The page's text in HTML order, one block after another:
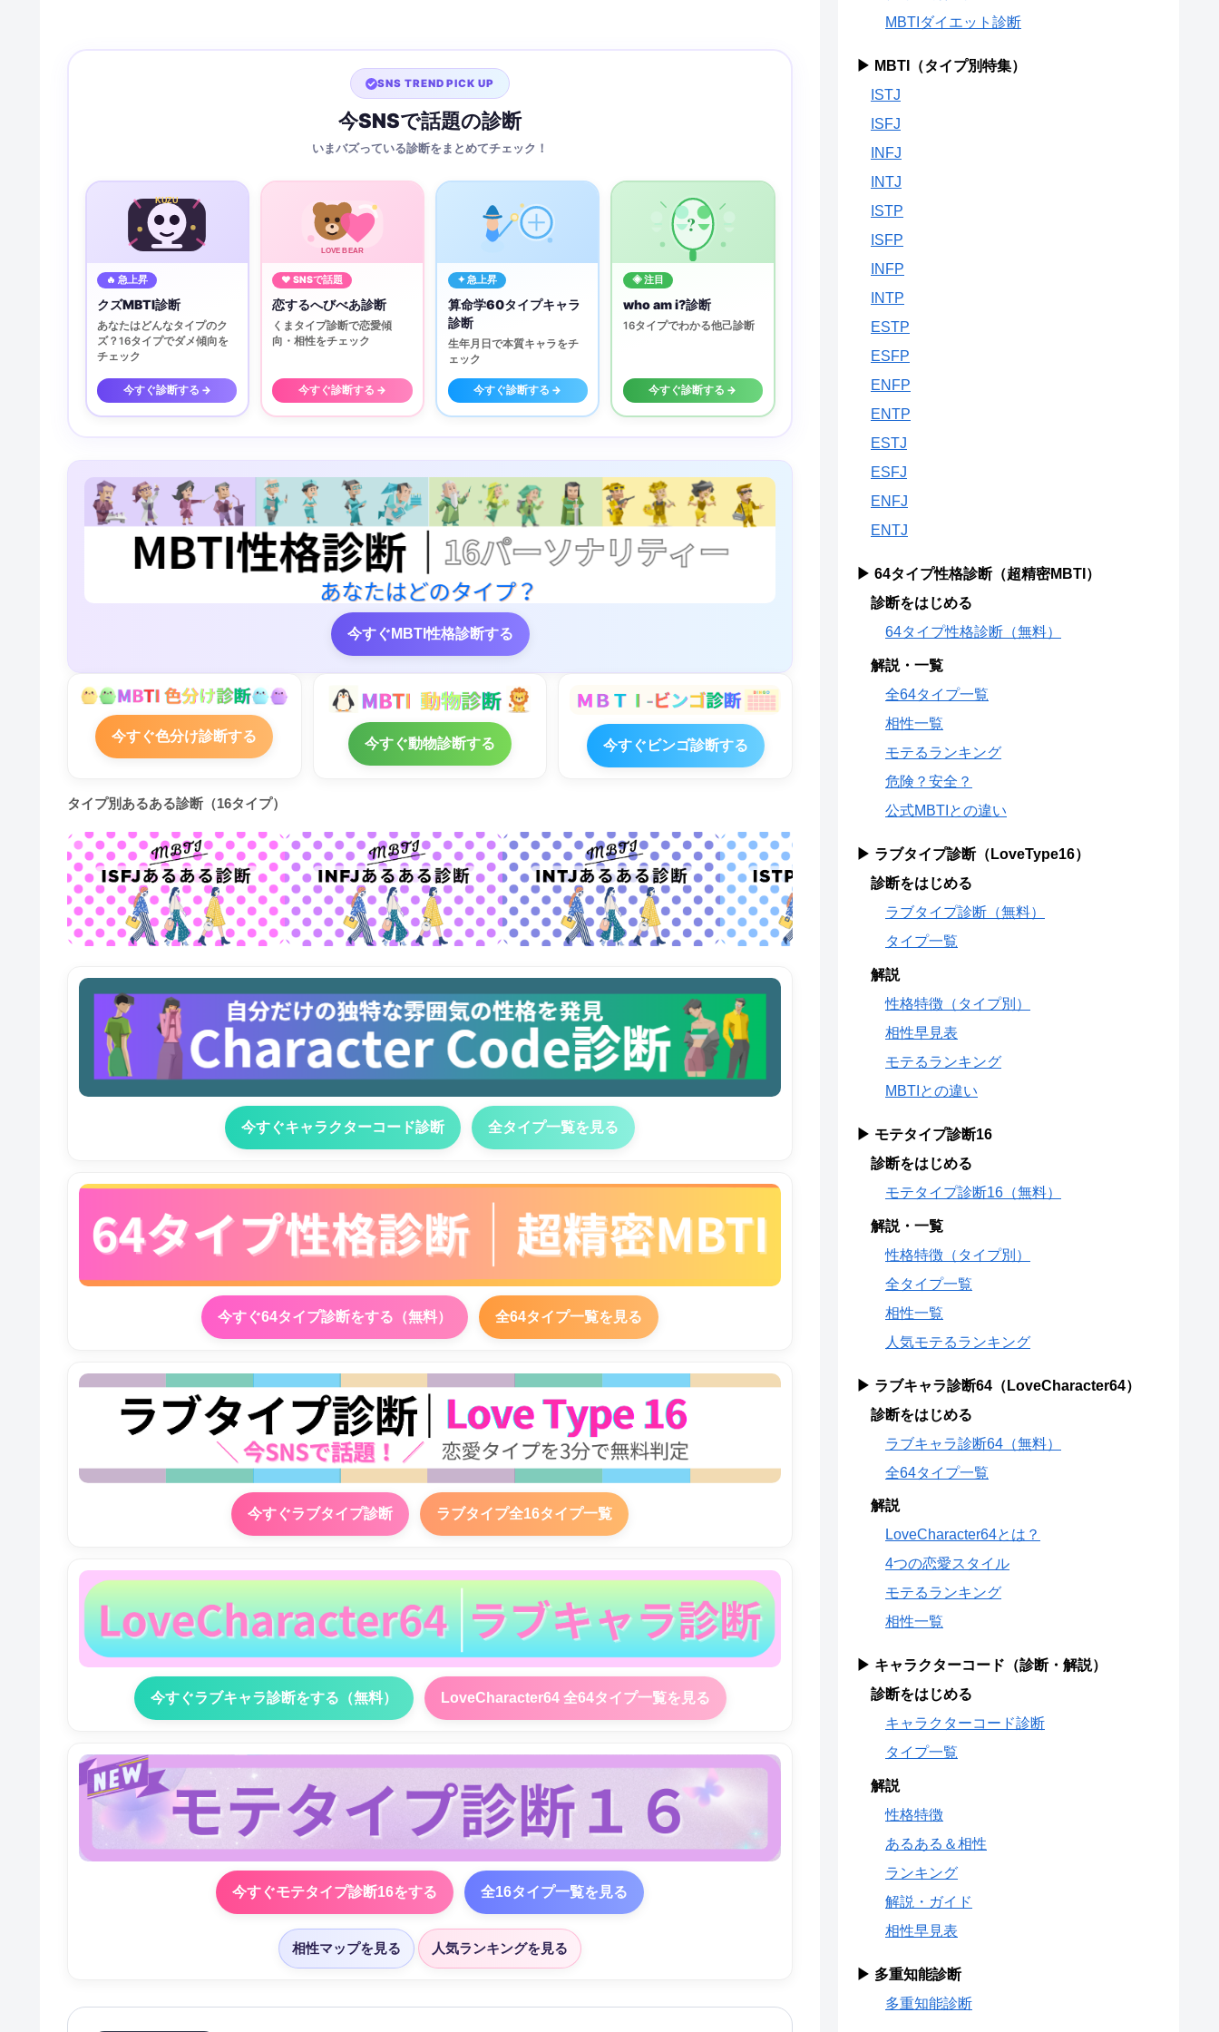
SNS TREND PICK UP
今SNSで話題の診断
いまバズっている診断をまとめてチェック！
KUZU
🔥 急上昇
クズMBTI診断
あなたはどんなタイプのク
ズ？16タイプでダメ傾向を
チェック
今すぐ診断する →
LOVE BEAR
♥ SNSで話題
恋するへびべあ診断
くまタイプ診断で恋愛傾
向・相性をチェック
今すぐ診断する →
✦ 急上昇
算命学60タイプキャラ
診断
生年月日で本質キャラをチ
ェック
今すぐ診断する →
?
◈ 注目
who am i?診断
16タイプでわかる他己診断
今すぐ診断する →
今すぐMBTI性格診断する
今すぐ色分け診断する 今すぐ動物診断する 今すぐビンゴ診断する
タイプ別あるある診断（16タイプ）
今すぐキャラクターコード診断 全タイプ一覧を見る
今すぐ64タイプ診断をする（無料） 全64タイプ一覧を見る
今すぐラブタイプ診断 ラブタイプ全16タイプ一覧
今すぐラブキャラ診断をする（無料） LoveCharacter64 全64タイプ一覧を見る
今すぐモテタイプ診断16をする 全16タイプ一覧を見る
相性マップを見る 人気ランキングを見る
MBTIダイエット診断
▶ MBTI（タイプ別特集）
ISTJ
ISFJ
INFJ
INTJ
ISTP
ISFP
INFP
INTP
ESTP
ESFP
ENFP
ENTP
ESTJ
ESFJ
ENFJ
ENTJ
▶ 64タイプ性格診断（超精密MBTI）
診断をはじめる
64タイプ性格診断（無料）
解説・一覧
全64タイプ一覧
相性一覧
モテるランキング
危険？安全？
公式MBTIとの違い
▶ ラブタイプ診断（LoveType16）
診断をはじめる
ラブタイプ診断（無料）
タイプ一覧
解説
性格特徴（タイプ別）
相性早見表
モテるランキング
MBTIとの違い
▶ モテタイプ診断16
診断をはじめる
モテタイプ診断16（無料）
解説・一覧
性格特徴（タイプ別）
全タイプ一覧
相性一覧
人気モテるランキング
▶ ラブキャラ診断64（LoveCharacter64）
診断をはじめる
ラブキャラ診断64（無料）
全64タイプ一覧
解説
LoveCharacter64とは？
4つの恋愛スタイル
モテるランキング
相性一覧
▶ キャラクターコード（診断・解説）
診断をはじめる
キャラクターコード診断
タイプ一覧
解説
性格特徴
あるある＆相性
ランキング
解説・ガイド
相性早見表
▶ 多重知能診断
多重知能診断